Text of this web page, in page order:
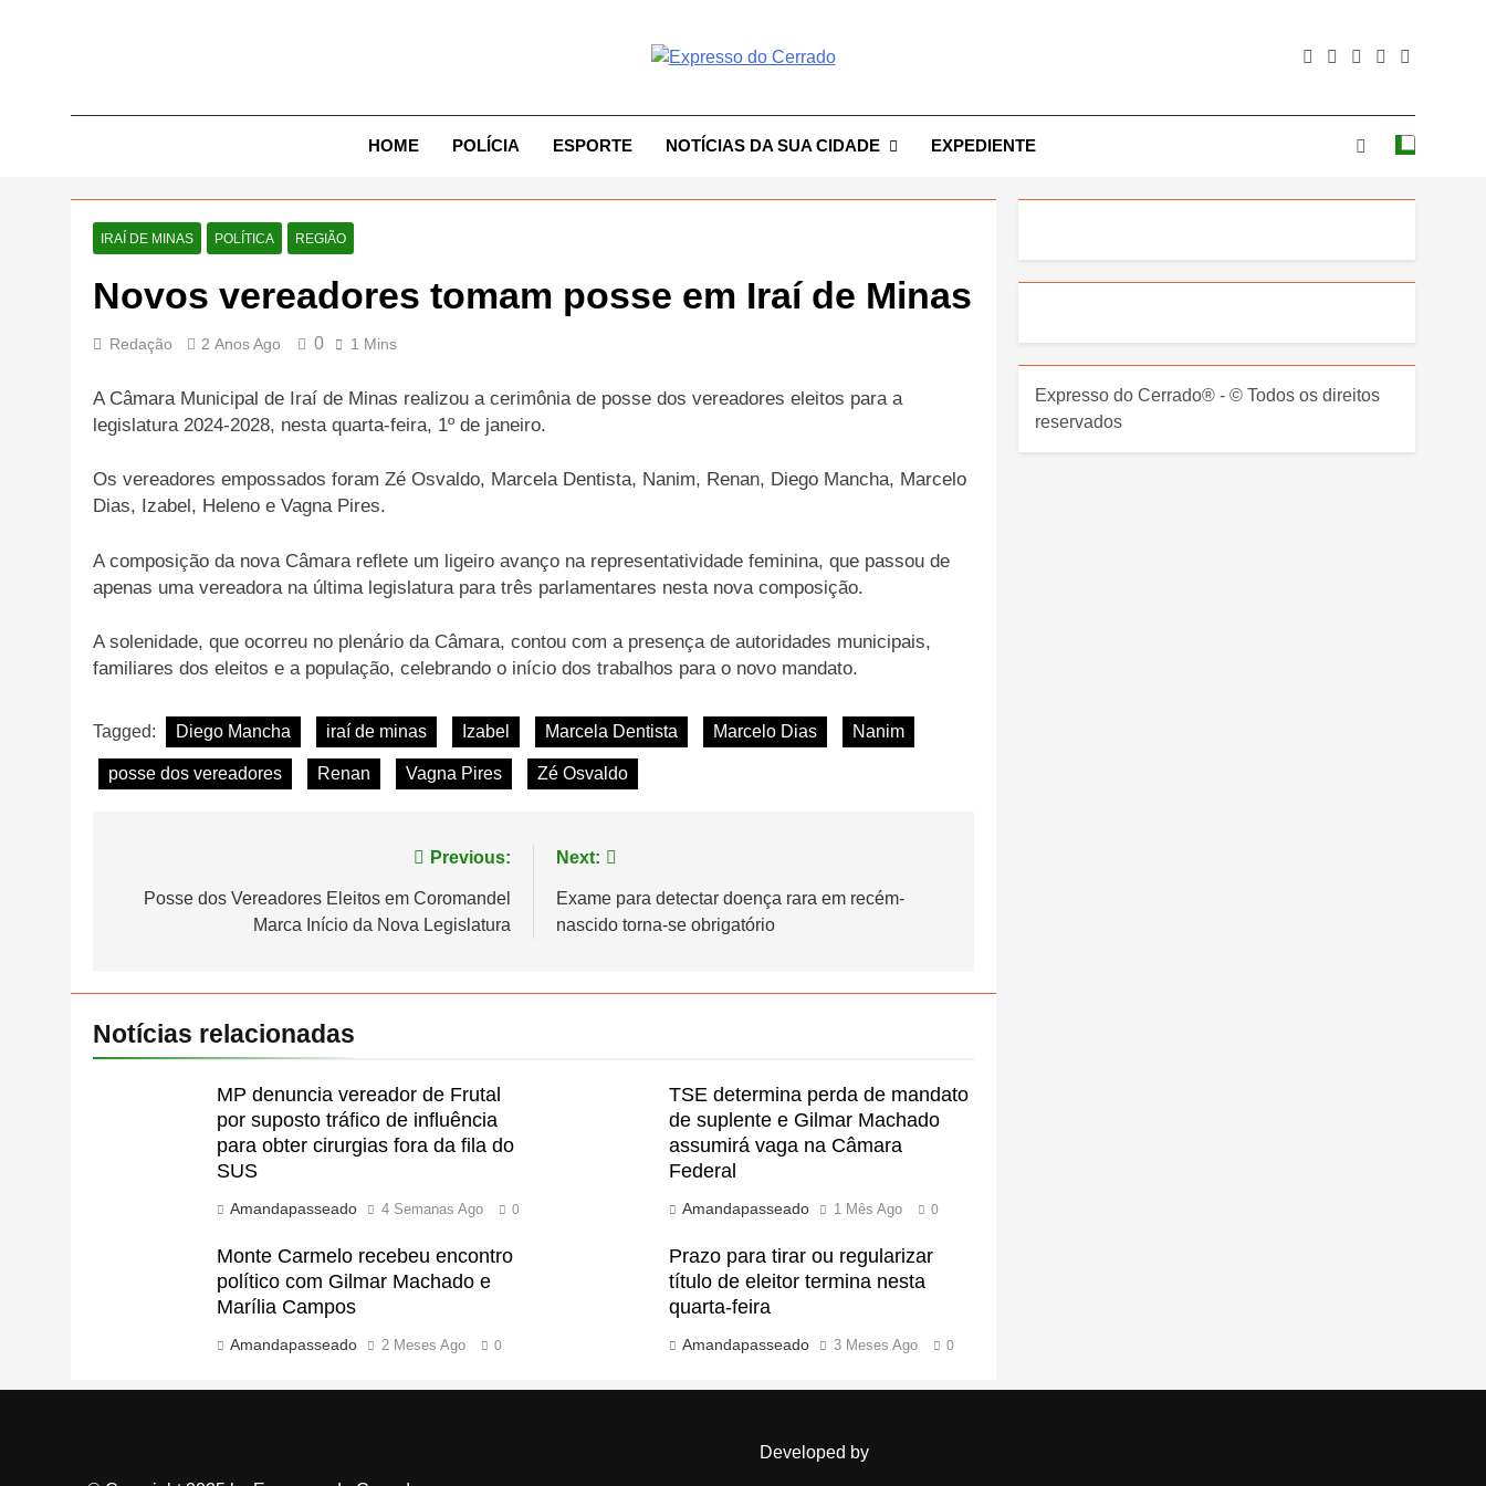
HOME POLÍCIA ESPORTE NOTÍCIAS DA SUA CIDADE EXPEDIENTE
IRAÍ DE MINAS POLÍTICA REGIÃO
Novos vereadores tomam posse em Iraí de Minas
Redação 2 Anos Ago 0 1 Mins
A Câmara Municipal de Iraí de Minas realizou a cerimônia de posse dos vereadores eleitos para a
legislatura 2024-2028, nesta quarta-feira, 1º de janeiro.
Os vereadores empossados foram Zé Osvaldo, Marcela Dentista, Nanim, Renan, Diego Mancha, Marcelo
Dias, Izabel, Heleno e Vagna Pires.
A composição da nova Câmara reflete um ligeiro avanço na representatividade feminina, que passou de
apenas uma vereadora na última legislatura para três parlamentares nesta nova composição.
A solenidade, que ocorreu no plenário da Câmara, contou com a presença de autoridades municipais,
familiares dos eleitos e a população, celebrando o início dos trabalhos para o novo mandato.
Tagged: Diego Mancha iraí de minas Izabel Marcela Dentista Marcelo Dias Nanim
posse dos vereadores Renan Vagna Pires Zé Osvaldo
Previous:
Posse dos Vereadores Eleitos em Coromandel
Marca Início da Nova Legislatura
Next:
Exame para detectar doença rara em recém-
nascido torna-se obrigatório
Notícias relacionadas
MP denuncia vereador de Frutal
por suposto tráfico de influência
para obter cirurgias fora da fila do
SUS
Amandapasseado 4 Semanas Ago 0
TSE determina perda de mandato
de suplente e Gilmar Machado
assumirá vaga na Câmara
Federal
Amandapasseado 1 Mês Ago 0
Monte Carmelo recebeu encontro
político com Gilmar Machado e
Marília Campos
Amandapasseado 2 Meses Ago 0
Prazo para tirar ou regularizar
título de eleitor termina nesta
quarta-feira
Amandapasseado 3 Meses Ago 0
Expresso do Cerrado® - © Todos os direitos
reservados
Developed by